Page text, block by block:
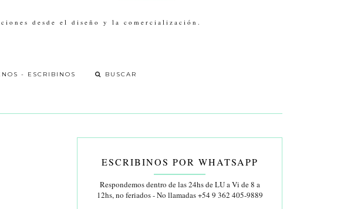
desde el diseño y la comercialización.
- ESCRIBINOS
ESCRIBINOS POR WHATSAPP
Respondemos dentro de las 24hs de LU a Vi de 8 a
12hs, no feriados - No llamadas +54 9 362 405-9889